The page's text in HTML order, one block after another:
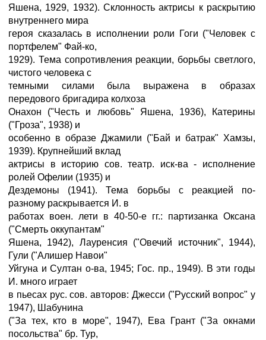
Яшена, 1929, 1932). Склонность актрисы к раскрытию
внутреннего мира
героя сказалась в исполнении роли Гоги ("Человек с
портфелем" Фай-ко,
1929). Тема сопротивления реакции, борьбы светлого,
чистого человека с
темными силами была выражена в образах
передового бригадира колхоза
Онахон ("Честь и любовь" Яшена, 1936), Катерины
("Гроза", 1938) и
особенно в образе Джамили ("Бай и батрак" Хамзы,
1939). Крупнейший вклад
актрисы в историю сов. театр. иск-ва - исполнение
ролей Офелии (1935) и
Дездемоны (1941). Тема борьбы с реакцией по-
разному раскрывается И. в
работах воен. лети в 40-50-е гг.: партизанка Оксана
("Смерть оккупантам"
Яшена, 1942), Лауренсия ("Овечий источник", 1944),
Гули ("Алишер Навои"
Уйгуна и Султан о-ва, 1945; Гос. пр., 1949). В эти годы
И. много играет
в пьесах рус. сов. авторов: Джесси ("Русский вопрос" у
1947), Шабунина
("За тех, кто в море", 1947), Ева Грант ("За окнами
посольства" бр. Тур,